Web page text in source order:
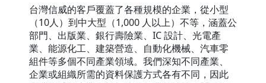
台灣信威的客戶覆蓋了各種規模的企業，從小型
（10人）到中大型（1,000 人以上）不等，涵蓋公
部門、出版業、銀行壽險業、IC 設計、光電產
業、能源化工、建築營造、自動化機械、汽車零
組件等多個不同產業領域。我們深知不同產業、
企業或組織所需的資料保護方式各有不同，因此